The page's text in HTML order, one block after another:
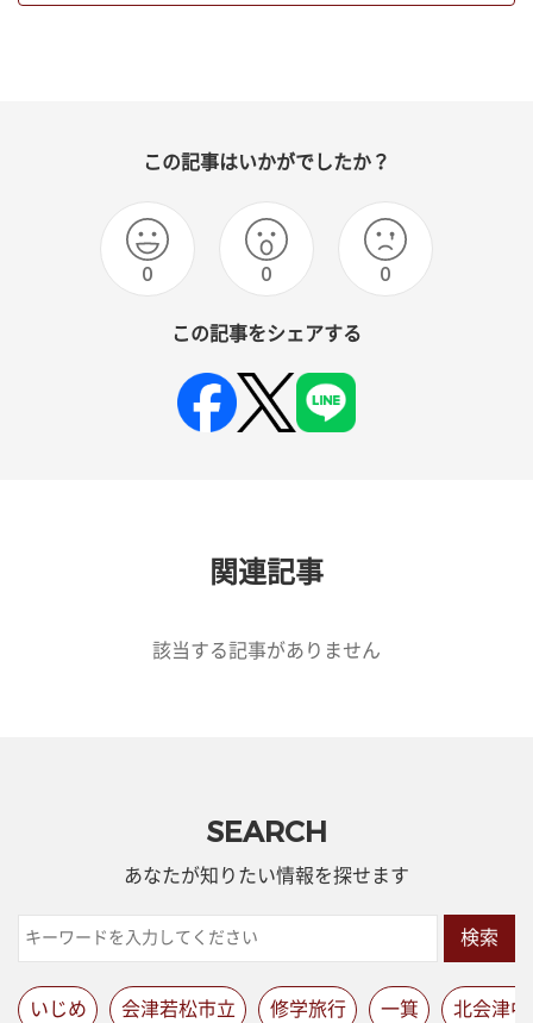
この記事はいかがでしたか？
0 0 0
この記事をシェアする
関連記事
該当する記事がありません
SEARCH
あなたが知りたい情報を探せます
検索
いじめ 会津若松市立 修学旅行 一箕 北会津中